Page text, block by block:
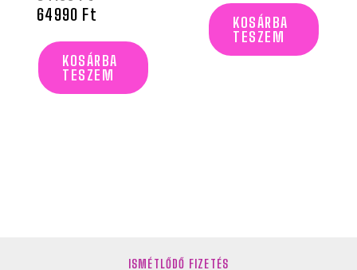
64990 Ft
KOSÁRBA
TESZEM
KOSÁRBA
TESZEM
ISMÉTLŐDŐ FIZETÉS